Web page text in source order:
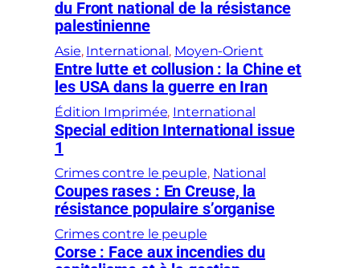
du Front national de la résistance
palestinienne
Asie, International , Moyen-Orient
Entre lutte et collusion : la Chine et
les USA dans la guerre en Iran
Édition Imprimée, International
Special edition International issue
1
Crimes contre le peuple, National
Coupes rases : En Creuse, la
résistance populaire s’organise
Crimes contre le peuple
Corse : Face aux incendies du